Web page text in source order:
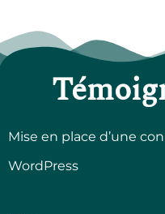
Mise en place d’une
WordPress